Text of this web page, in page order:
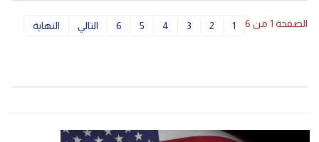
الصفحة 1 من 6 1
2
3
4
5
6 التالي النهاية